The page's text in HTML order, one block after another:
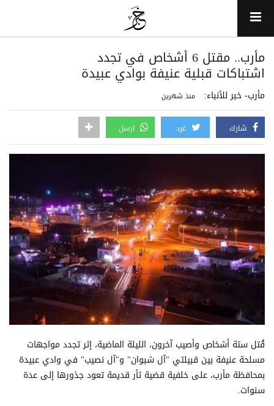
مأرب.. مقتل 6 أشخاص في تجدد
اشتباكات قبلية عنيفة بوادي عبيدة
مأرب- خبر للأنباء: منذ شهرين
شارك غرد ارسل
قُتل ستة أشخاص وأصيب آخرون، الليلة الماضية، إثر تجدد مواجهات
مسلحة عنيفة بين قبيلتي "آل شبوان" و"آل نصيب" في وادي عبيدة
بمحافظة مأرب، على خلفية قضية ثأر قديمة تعود جذورها إلى عدة
سنوات.